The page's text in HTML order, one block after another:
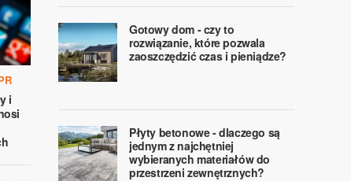
i
Gotowy dom - czy to
rozwiązanie, które pozwala
zaoszczędzić czas i pieniądze?
Płyty betonowe - dlaczego są
jednym z najchętniej
wybieranych materiałów do
przestrzeni zewnętrznych?